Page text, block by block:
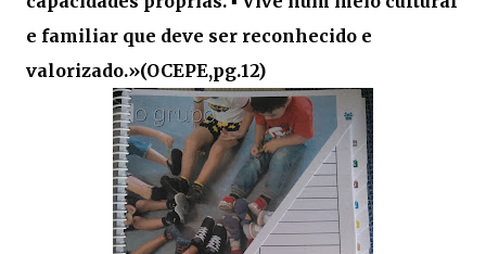
e familiar que deve ser reconhecido e
valorizado.»(OCEPE,pg.12)